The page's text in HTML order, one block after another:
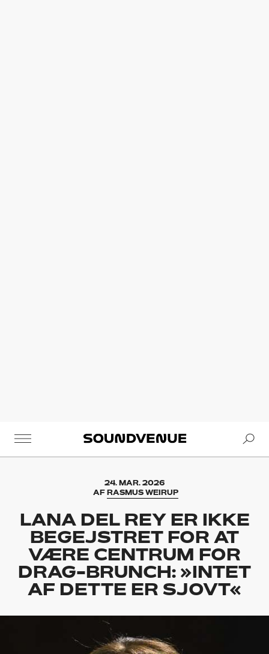
Soundvenue
24. MAR. 2026
AF RASMUS WEIRUP
LANA DEL REY ER IKKE
BEGEJSTRET FOR AT
VÆRE CENTRUM FOR
DRAG-BRUNCH: »INTET
AF DETTE ER SJOVT«